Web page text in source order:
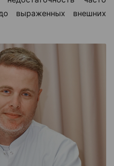
выраженных внешних